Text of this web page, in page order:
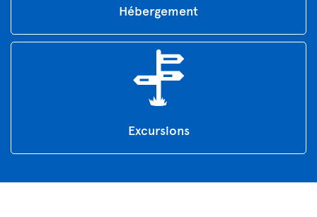
Hébergement
Excursions